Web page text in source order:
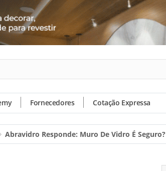
Fornecedores Cotação Expressa
Abravidro Responde: Muro De Vidro É Seguro?